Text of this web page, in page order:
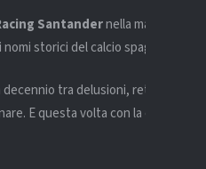
Santandernella massima
storici del calcio spagnolo,
tra delusioni,
E questa volta con la